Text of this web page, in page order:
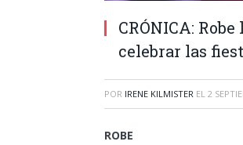
CRÓNICA:
celebrar las
POR IRENE KILMISTER EL 2
ROBE